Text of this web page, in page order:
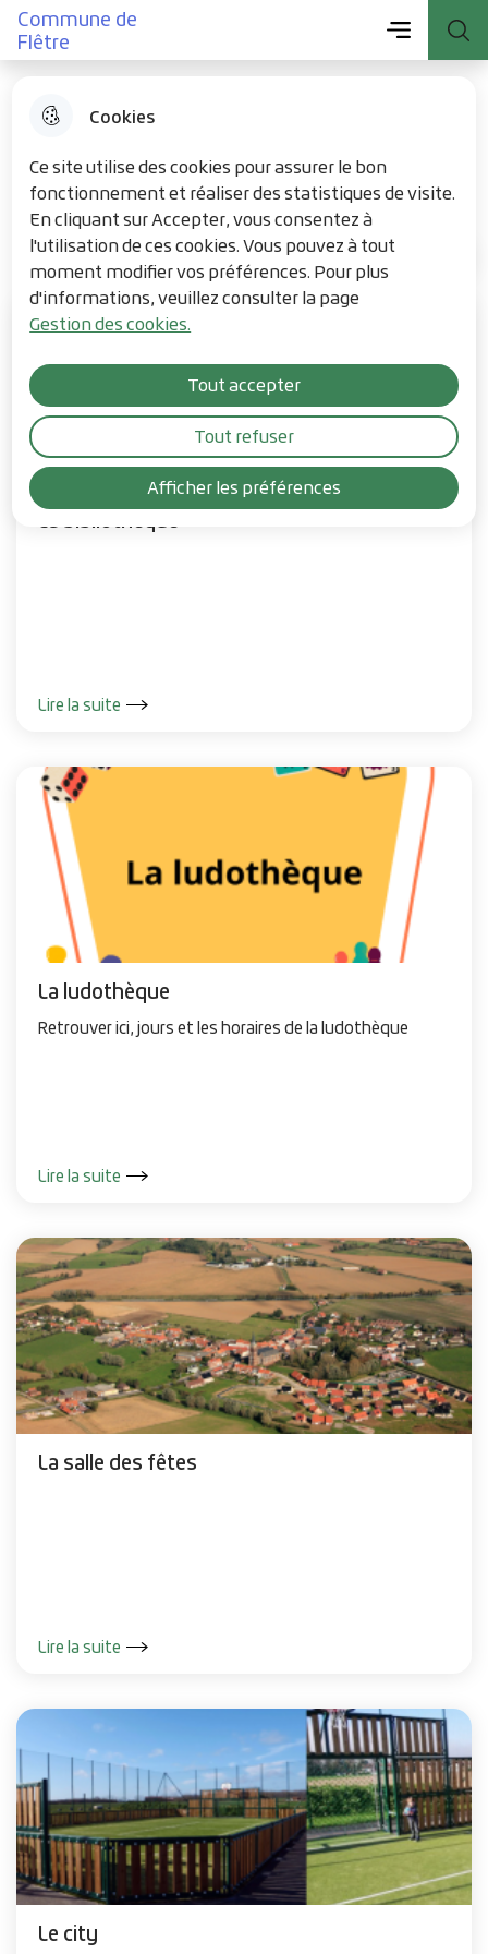
Cookies
Ce site utilise des cookies pour assurer le bon
fonctionnement et réaliser des statistiques de visite.
En cliquant sur Accepter, vous consentez à
l'utilisation de ces cookies. Vous pouvez à tout
moment modifier vos préférences. Pour plus
d'informations, veuillez consulter la page
Gestion des cookies.
Afficher les préférences
Tout accepter
Tout refuser
Aller
au
menu recherche principal
Consulter
le plan du
site
Commune de
Flêtre Commune de Flêtre Menu
Les équipements
Accueil Le village
La bibliothèque
Lire la suite
La ludothèque
Retrouver ici, jours et les horaires de la ludothèque
Lire la suite
La salle des fêtes
Lire la suite
Le city